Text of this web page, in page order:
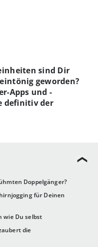
Doppelgänger?
für Deinen
wie Du selbst
die
sind Dir
geworden?
Apps und -
definitiv der